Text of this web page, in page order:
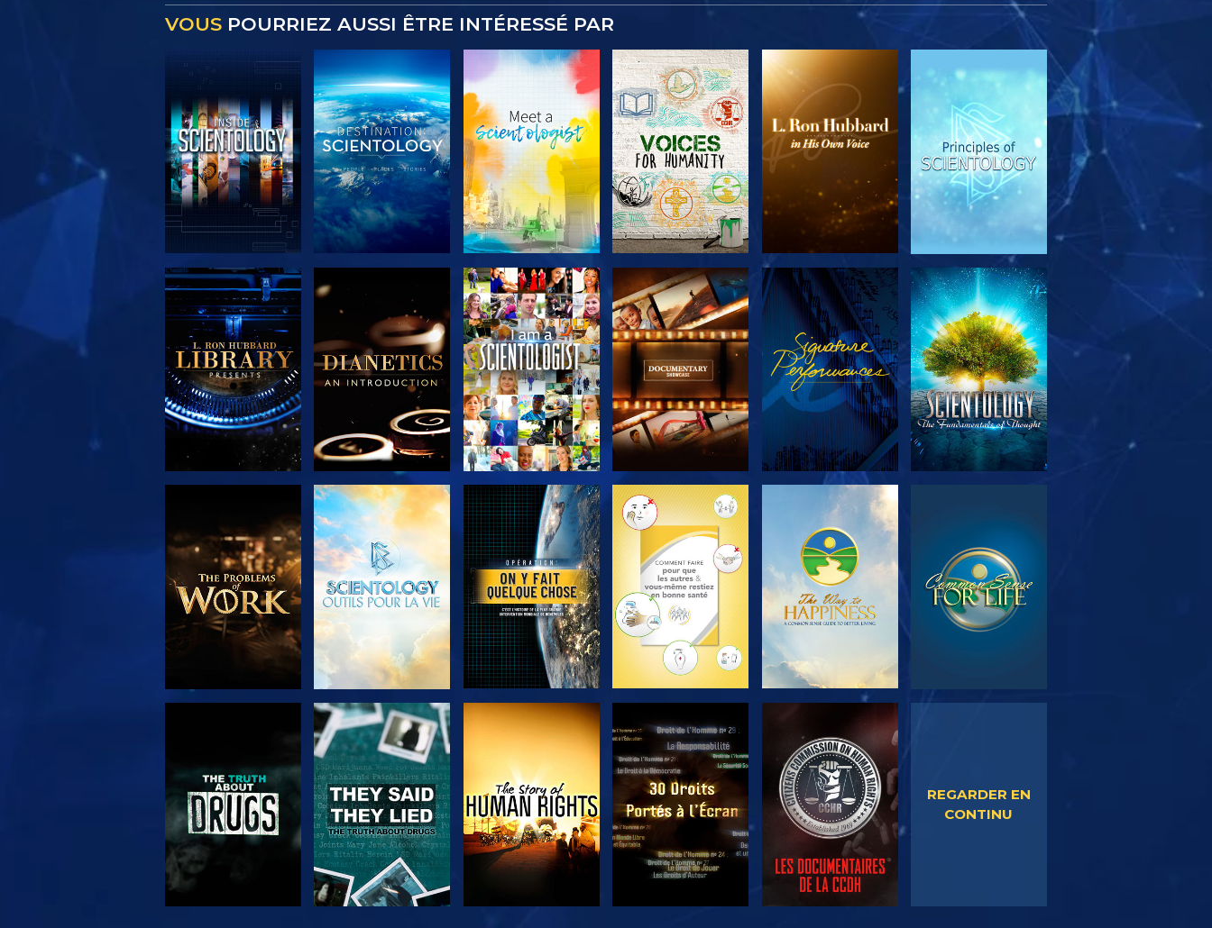
VOUS POURRIEZ AUSSI ÊTRE INTÉRESSÉ PAR
DÉCOUVRIR LES
SÉRIES
DÉCOUVRIR LES
SÉRIES
DÉCOUVRIR LES
SÉRIES
DÉCOUVRIR LES
SÉRIES
DÉCOUVRIR LES
SÉRIES
REGARDER
DÉCOUVRIR LES
SÉRIES
REGARDER
DÉCOUVRIR LES
SÉRIES
DÉCOUVRIR LES
SÉRIES
DÉCOUVRIR LES
SÉRIES
REGARDER REGARDER REGARDER REGARDER
REGARDER EN
CONTINU